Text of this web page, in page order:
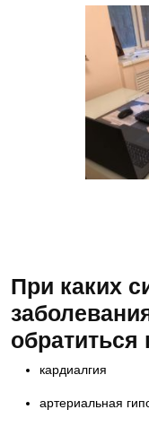
При каких
обратиться
кардиалгия
артериальная